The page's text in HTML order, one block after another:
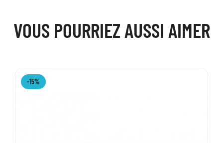
VOUS POURRIEZ AUSSI AIMER
-15%